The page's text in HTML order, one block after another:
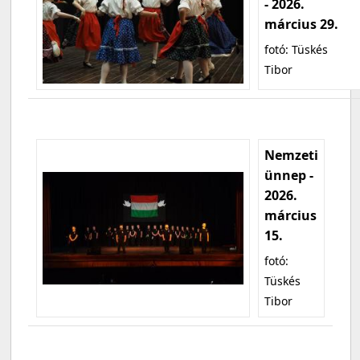
- 2026.
március 29.
fotó: Tüskés
Tibor
Nemzeti
ünnep -
2026.
március
15.
fotó:
Tüskés
Tibor